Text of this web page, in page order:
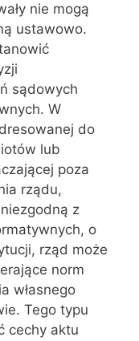
nie mogą
ustawowo.
sądowych
W
do
lub
poza
rządu,
z
o
rząd może
norm
własnego
Tego typu
cechy aktu